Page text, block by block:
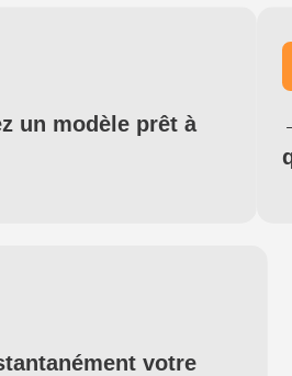
un modèle prêt à
votre